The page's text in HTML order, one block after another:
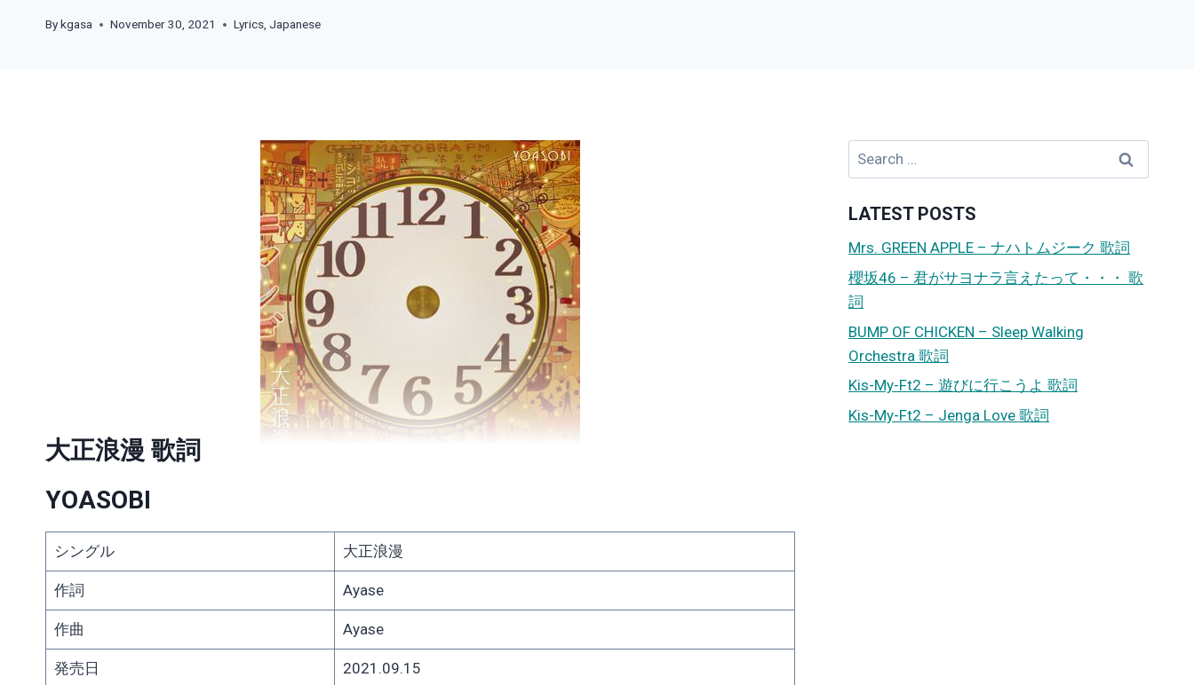
Bykgasa November 30, 2021 Lyrics, Japanese
大正浪漫 歌詞
YOASOBI
シングル 大正浪漫
作詞 Ayase
作曲 Ayase
発売日 2021.09.15
Search
for:
LATEST POSTS
Mrs. GREEN APPLE – ナハトムジーク 歌詞
櫻坂46 – 君がサヨナラ言えたって・・・ 歌
詞
BUMP OF CHICKEN – Sleep Walking
Orchestra 歌詞
Kis-My-Ft2 – 遊びに行こうよ 歌詞
Kis-My-Ft2 – Jenga Love 歌詞